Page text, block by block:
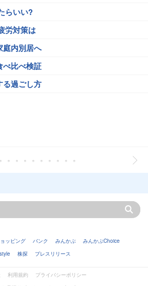
らいい?
労対策は
内別居へ
べ比べ検証
る過ごし方
ッピング バンク みんかぶ
みんかぶChoice
株探 プレスリリース
利用規約
プライバシーポリシー